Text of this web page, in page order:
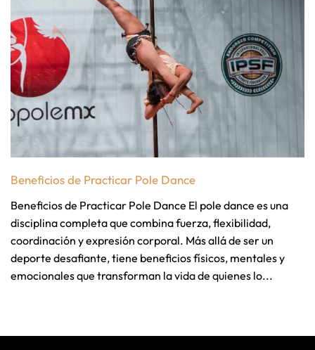
Beneficios de Practicar Pole Dance
Beneficios de Practicar Pole Dance El pole dance es una
disciplina completa que combina fuerza, flexibilidad,
coordinación y expresión corporal. Más allá de ser un
deporte desafiante, tiene beneficios físicos, mentales y
emocionales que transforman la vida de quienes lo...